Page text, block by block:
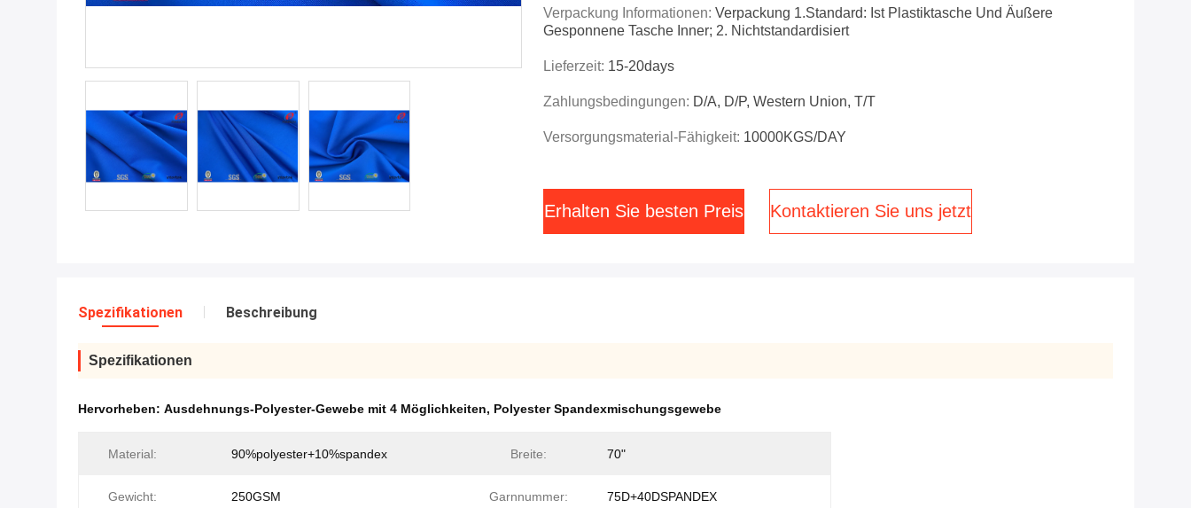
Verpackung Informationen: Verpackung 1.Standard: Ist Plastiktasche Und Äußere
Gesponnene Tasche Inner; 2. Nichtstandardisiert
Lieferzeit: 15-20days
Zahlungsbedingungen: D/A, D/P, Western Union, T/T
Versorgungsmaterial-Fähigkeit: 10000KGS/DAY
Erhalten Sie besten Preis Kontaktieren Sie uns jetzt
Spezifikationen Beschreibung
Spezifikationen
Hervorheben: Ausdehnungs-Polyester-Gewebe mit 4 Möglichkeiten, Polyester Spandexmischungsgewebe
Material: 90%polyester+10%spandex Breite: 70"
Gewicht: 250GSM Garnnummer: 75D+40DSPANDEX